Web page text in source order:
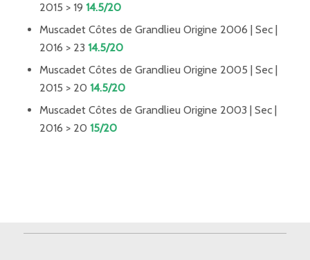
2015 > 19 14.5/20
Muscadet Côtes de Grandlieu Origine 2006 | Sec |
2016 > 23 14.5/20
Muscadet Côtes de Grandlieu Origine 2005 | Sec |
2015 > 20 14.5/20
Muscadet Côtes de Grandlieu Origine 2003 | Sec |
2016 > 20 15/20